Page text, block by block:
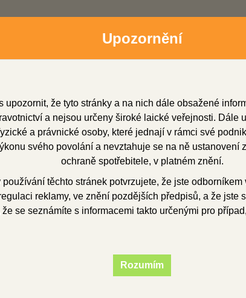
zástupci Soubory ke stažení O firmě
korunkový PREPON 100 g
Upozornění
upozornit, že tyto stránky a na nich dále obsažené
a nejsou určeny široké laické veřejnosti. Dále
a právnické osoby, které jednají v rámci své
svého povolání a nevztahuje se na ně ustanovení
ochraně spotřebitele, v platném znění.
používání těchto stránek potvrzujete, že jste odborníkem
reklamy, ve znění pozdějších předpisů, a že jste
se seznámíte s informacemi takto určenými pro
Rozumím